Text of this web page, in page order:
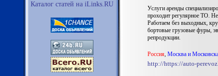
Каталог статей на iLinks.RU
Услуги аренды
проходит регулярное ТО.
Работаем без выходных,
бортовые грузовые фуры,
репродукции.
Россия, Москва и
http://https://auto-